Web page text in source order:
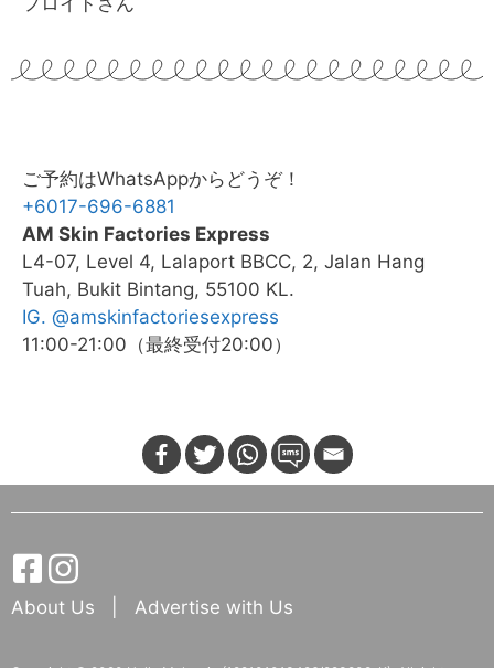
ご予約はWhatsAppからどうぞ！
+6017-696-6881
AM Skin Factories Express
L4-07, Level 4, Lalaport BBCC, 2, Jalan Hang
Tuah, Bukit Bintang, 55100 KL.
IG. @amskinfactoriesexpress
11:00-21:00（最終受付20:00）
About Us Advertise with Us